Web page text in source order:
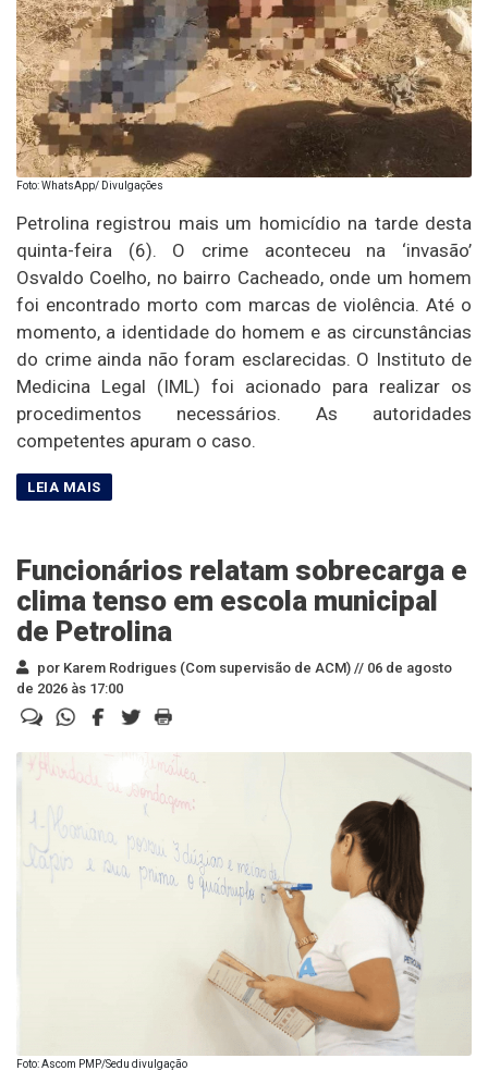
Foto: WhatsApp/ Divulgações
Petrolina registrou mais um homicídio na tarde desta
quinta-feira (6). O crime aconteceu na ‘invasão’
Osvaldo Coelho, no bairro Cacheado, onde um homem
foi encontrado morto com marcas de violência. Até o
momento, a identidade do homem e as circunstâncias
do crime ainda não foram esclarecidas. O Instituto de
Medicina Legal (IML) foi acionado para realizar os
procedimentos necessários. As autoridades
competentes apuram o caso.
Funcionários relatam sobrecarga e
clima tenso em escola municipal
de Petrolina
por Karem Rodrigues (Com supervisão de ACM) // 06 de agosto
de 2026 às 17:00
Foto: Ascom PMP/Sedu divulgação